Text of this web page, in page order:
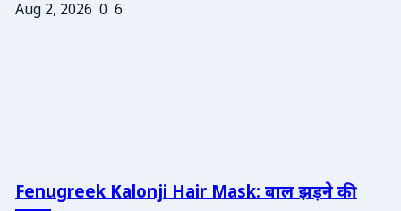
Aug 2, 2026 0 6
Fenugreek Kalonji Hair Mask: बाल झड़ने की